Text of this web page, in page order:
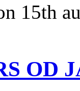
15th
OD